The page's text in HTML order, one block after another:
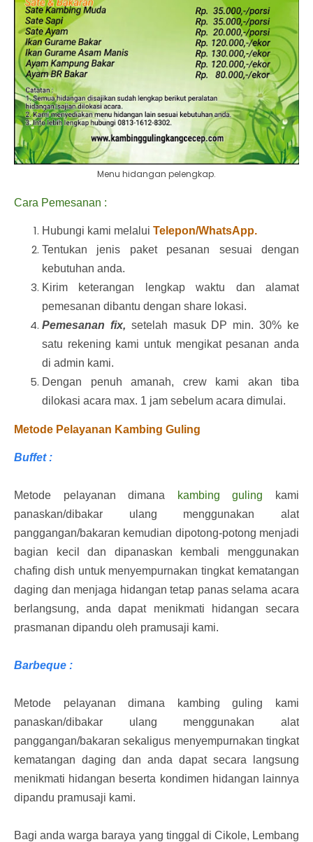
Menu hidangan pelengkap.
Cara Pemesanan :
Hubungi kami melalui Telepon/WhatsApp.
Tentukan jenis paket pesanan sesuai dengan
kebutuhan anda.
Kirim keterangan lengkap waktu dan alamat
pemesanan dibantu dengan share lokasi.
Pemesanan fix, setelah masuk DP min. 30% ke
satu rekening kami untuk mengikat pesanan anda
di admin kami.
Dengan penuh amanah, crew kami akan tiba
dilokasi acara max. 1 jam sebelum acara dimulai.
Metode Pelayanan Kambing Guling
Buffet :
Metode pelayanan dimana kambing guling kami
panaskan/dibakar ulang menggunakan alat
panggangan/bakaran kemudian dipotong-potong menjadi
bagian kecil dan dipanaskan kembali menggunakan
chafing dish untuk menyempurnakan tingkat kematangan
daging dan menjaga hidangan tetap panas selama acara
berlangsung, anda dapat menikmati hidangan secara
prasmanan dipandu oleh pramusaji kami.
Barbeque :
Metode pelayanan dimana kambing guling kami
panaskan/dibakar ulang menggunakan alat
panggangan/bakaran sekaligus menyempurnakan tingkat
kematangan daging dan anda dapat secara langsung
menikmati hidangan beserta kondimen hidangan lainnya
dipandu pramusaji kami.
Bagi anda warga baraya yang tinggal di Cikole, Lembang